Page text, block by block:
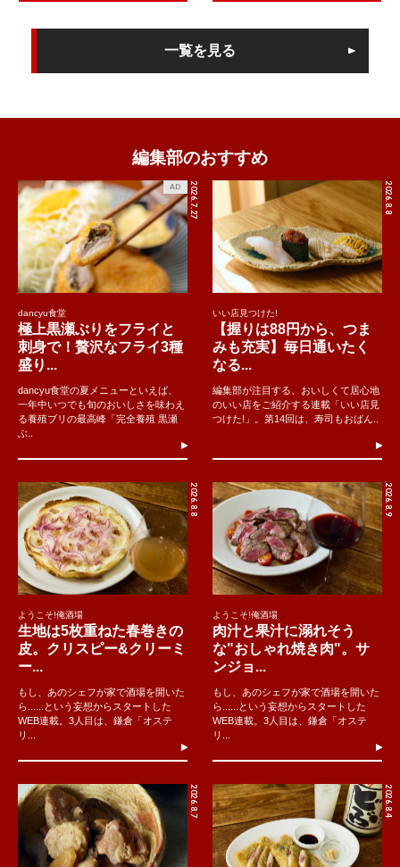
一覧を見る
編集部のおすすめ
2026.7.27
AD
dancyu食堂
極上黒瀬ぶりをフライと
刺身で！贅沢なフライ3種
盛り...
dancyu食堂の夏メニューといえば、
一年中いつでも旬のおいしさを味わえ
る養殖ブリの最高峰「完全養殖 黒瀬
ぶ..
2026.8.8
いい店見つけた!
【握りは88円から、つま
みも充実】毎日通いたく
なる...
編集部が注目する、おいしくて居心地
のいい店をご紹介する連載「いい店見
つけた!」。第14回は、寿司もおばん..
2026.8.8
ようこそ!俺酒場
生地は5枚重ねた春巻きの
皮。クリスピー&クリーミ
ー...
もし、あのシェフが家で酒場を開いた
ら......という妄想からスタートした
WEB連載。3人目は、鎌倉「オステ
リ...
2026.8.9
ようこそ!俺酒場
肉汁と果汁に溺れそう
な"おしゃれ焼き肉"。サ
ンジョ...
もし、あのシェフが家で酒場を開いた
ら......という妄想からスタートした
WEB連載。3人目は、鎌倉「オステ
リ...
2026.8.7 2026.8.4